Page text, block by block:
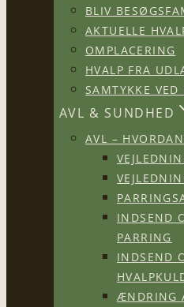
BLIV
AKTUELLE
OMPLACERING
HVALP FRA
SAMTYKKE
AVL & SUNDHED
AVL –
INDSEND
PARRING
INDSEND
ÆNDRING